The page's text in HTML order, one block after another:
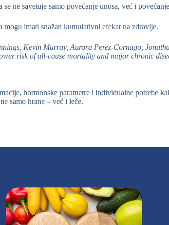
ne savetuje samo povećanje unosa, već i
mogu imati snažan kumulativni efekat na zdravlje.
Kevin Murray, Aurora Perez-Cornago,
risk of all-cause mortality and major chronic
hormonske parametre i individualne potrebe
samo hrane – već i leče.